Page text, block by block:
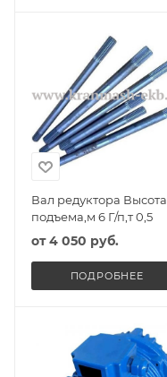
Вал редуктора Высота
подъема,м 6 Г/п,т 0,5
от4 050 руб.
ПОДРОБНЕЕ